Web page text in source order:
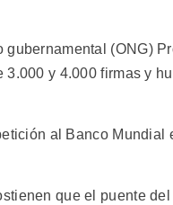
(ONG)
3.000 y 4.000 firmas y
al Banco Mundial
que el puente